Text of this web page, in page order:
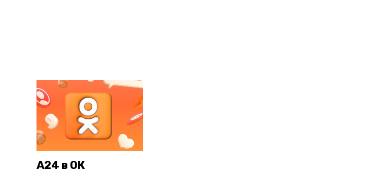
А24 в ОК